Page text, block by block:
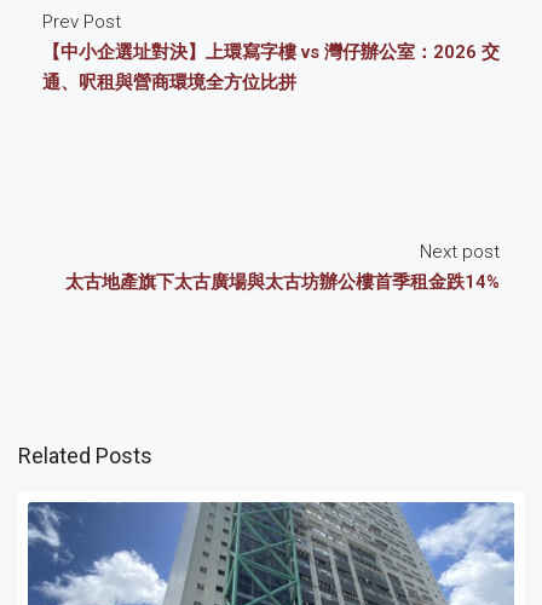
Prev Post
【中小企選址對決】上環寫字樓 vs 灣仔辦公室：2026 交
通、呎租與營商環境全方位比拼
Next post
太古地產旗下太古廣場與太古坊辦公樓首季租金跌14%
Related Posts